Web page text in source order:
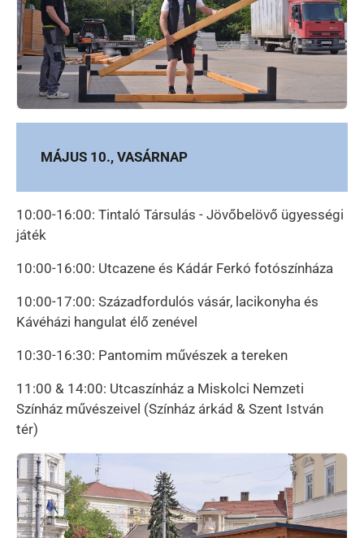
MÁJUS 10., VASÁRNAP
10:00-16:00: Tintaló Társulás - Jövőbelövő ügyességi
játék
10:00-16:00: Utcazene és Kádár Ferkó fotószínháza
10:00-17:00: Századfordulós vásár, lacikonyha és
Kávéházi hangulat élő zenével
10:30-16:30: Pantomim művészek a tereken
11:00 & 14:00: Utcaszínház a Miskolci Nemzeti
Színház művészeivel (Színház árkád & Szent István
tér)
Kép